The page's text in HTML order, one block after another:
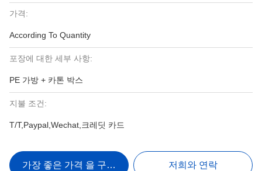
가격:
According To Quantity
포장에 대한 세부 사항:
PE 가방 + 카톤 박스
지불 조건:
T/T,Paypal,Wechat,크레딧 카드
가장 좋은 가격 을 구하라 저희와 연락